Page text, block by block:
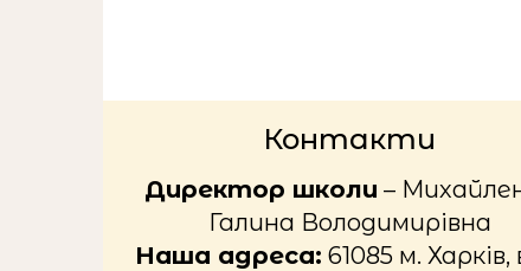
Контакти
Директор школи –
Галина Володимирівна
Наша адреса: 61085 м. Харків,